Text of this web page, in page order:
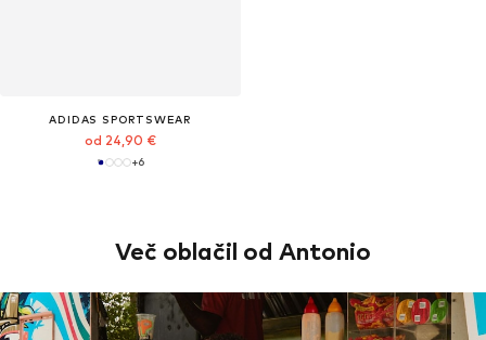
ADIDAS SPORTSWEAR
od 24,90 €
+6
Več oblačil od Antonio